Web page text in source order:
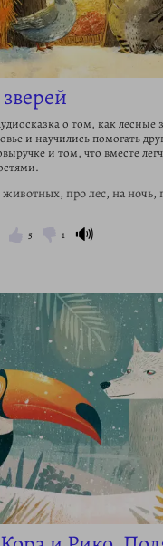
о том, как лесные
и научились помогать
и том, что вместе
про лес, на ночь,
5 1 🔊